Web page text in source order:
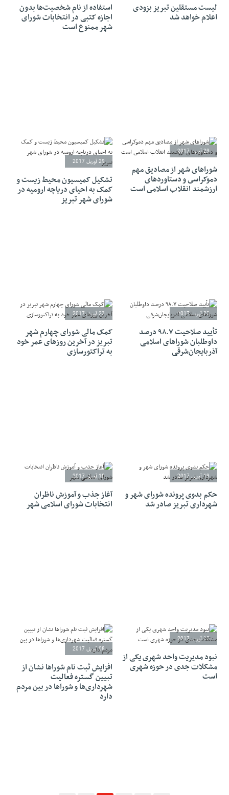
لیست مستقلین تبریز بزودی
اعلام خواهد شد
استفاده از نام شخصیت‌ها بدون
اجازه کتبی در انتخابات شورای
شهر ممنوع است
29 آوریل 2017
شوراهاى شهر از مصادیق مهم
دموکراسى و دستاوردهاى
ارزشمند انقلاب اسلامى است
29 آوریل 2017
تشکیل کمیسیون محیط زیست و
کمک به احیای دریاچه ارومیه در
شورای شهر تبریز
23 آوریل 2017
تأیید صلاحیت ۹۸.۷ درصد
داوطلبان شوراهای اسلامی
آذربایجان‌شرقی
23 آوریل 2017
کمک مالی شورای چهارم شهر
تبریز در آخرین روزهای عمر خود
به تراکتورسازی
19 آوریل 2017
حکم بدوی پرونده شورای شهر و
شهرداری تبریز صادر شد
18 آوریل 2017
آغاز جذب و آموزش ناظران
انتخابات شورای اسلامی شهر
12 آوریل 2017
نبود مدیریت واحد شهری یکی از
مشکلات جدی در حوزه شهری
است
08 آوریل 2017
افزایش ثبت نام شوراها نشان از
تبیین گستره فعالیت
شهرداری‌ها و شوراها در بین مردم
دارد